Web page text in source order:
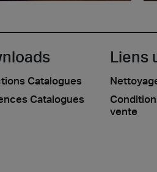
Catalogues
Catalogues
Liens
vente